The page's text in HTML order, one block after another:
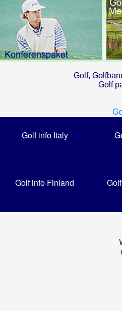
Golf,
Golf
Golf info Italy
Golf info Finland